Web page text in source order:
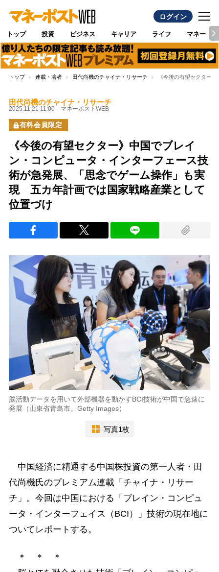
ログイン
トップ 投資 ビジネス キャリア ライフ マネー
トップ 連載・著者 田代尚機のチャイナ・リサーチ 《今後の有望セクター
田代尚機のチャイナ・リサーチ
2025.11.21 11:00 マネーポストWEB
有料会員限定
《今後の有望セクター》中国でブレイ
ン・コンピュータ・インターフェース技
術が急発展、「思念でゲーム操作」も実
現 五カ年計画では国家戦略産業として
位置づけ
脳活動データを用いて外部機器を動かすBCI技術が中国で急速に
発展（山東省青島市。Getty Images）
写真1枚
中国経済に精通する中国株投資の第一人者・田
代尚機氏のプレミアム連載「チャイナ・リサー
チ」。今回は中国における「ブレイン・コンピュ
ータ・インターフェイス（BCI）」技術の現在地に
ついてレポートする。
＊ ＊ ＊